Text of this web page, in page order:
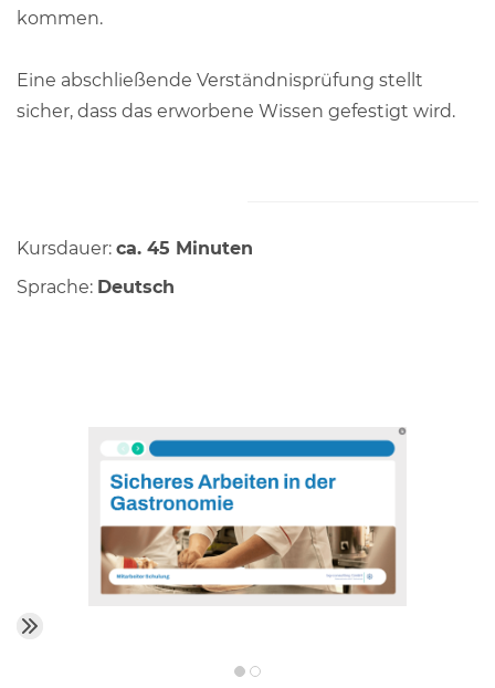
kommen.
Eine abschließende Verständnisprüfung stellt
sicher, dass das erworbene Wissen gefestigt wird.
Kursdauer: ca. 45 Minuten
Sprache: Deutsch